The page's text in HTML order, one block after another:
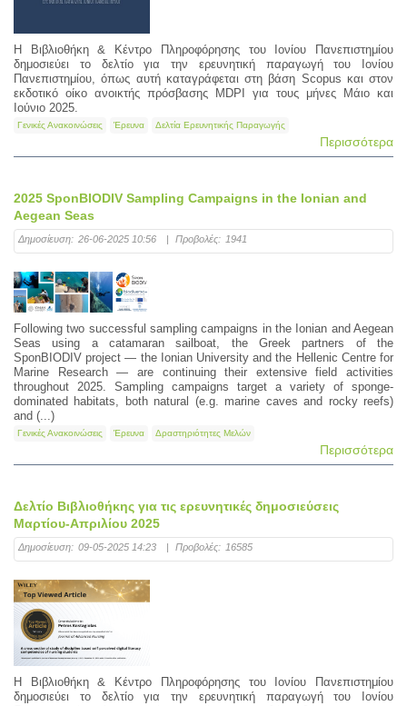
Η Βιβλιοθήκη & Κέντρο Πληροφόρησης του Ιονίου Πανεπιστημίου
δημοσιεύει το δελτίο για την ερευνητική παραγωγή του Ιονίου
Πανεπιστημίου, όπως αυτή καταγράφεται στη βάση Scopus και στον
εκδοτικό οίκο ανοικτής πρόσβασης MDPI για τους μήνες Μάιο και
Ιούνιο 2025.
Γενικές Ανακοινώσεις Έρευνα Δελτία Ερευνητικής Παραγωγής
Περισσότερα
2025 SponBIODIV Sampling Campaigns in the Ionian and
Aegean Seas
Δημοσίευση: 26-06-2025 10:56 Προβολές: 1941
Following two successful sampling campaigns in the Ionian and Aegean
Seas using a catamaran sailboat, the Greek partners of the
SponBIODIV project — the Ionian University and the Hellenic Centre for
Marine Research — are continuing their extensive field activities
throughout 2025. Sampling campaigns target a variety of sponge-
dominated habitats, both natural (e.g. marine caves and rocky reefs)
and (...)
Γενικές Ανακοινώσεις Έρευνα Δραστηριότητες Μελών
Περισσότερα
Δελτίο Βιβλιοθήκης για τις ερευνητικές δημοσιεύσεις
Μαρτίου-Απριλίου 2025
Δημοσίευση: 09-05-2025 14:23 | Προβολές: 16585
Η Βιβλιοθήκη & Κέντρο Πληροφόρησης του Ιονίου Πανεπιστημίου
δημοσιεύει το δελτίο για την ερευνητική παραγωγή του Ιονίου